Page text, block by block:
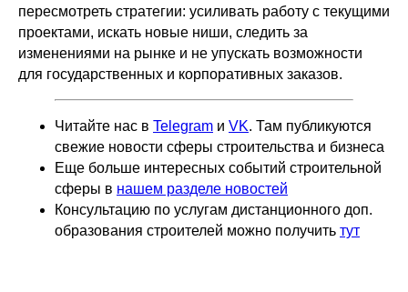
пересмотреть стратегии: усиливать работу с текущими
проектами, искать новые ниши, следить за
изменениями на рынке и не упускать возможности
для государственных и корпоративных заказов.
Читайте нас в Telegram и VK. Там публикуются
свежие новости сферы строительства и бизнеса
Еще больше интересных событий строительной
сферы в нашем разделе новостей
Консультацию по услугам дистанционного доп.
образования строителей можно получить тут